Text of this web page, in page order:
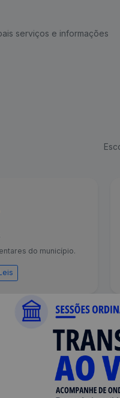
serviços e informações
do município.